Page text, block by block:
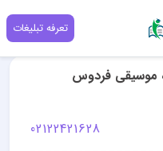
تعرفه تبلیغات
موسیقی فردوس
02122421628